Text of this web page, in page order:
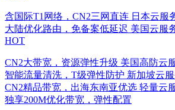
含国际T1网络，CN2三网直连 日本云服
大陆优化路由，免备案低延迟 美国云服
HOT
CN2大带宽，资源弹性升级 美国高防云
智能流量清洗，T级弹性防护 新加坡云
CN2精品带宽，出海东南亚优选 轻量云
独享200M优化带宽，弹性配置